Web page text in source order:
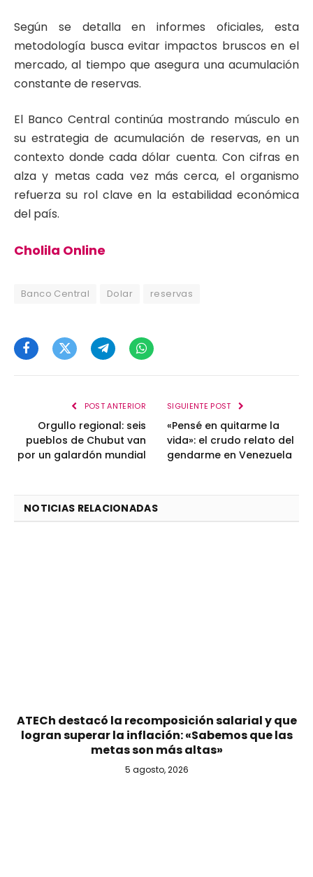
Según se detalla en informes oficiales, esta
metodología busca evitar impactos bruscos en el
mercado, al tiempo que asegura una acumulación
constante de reservas.
El Banco Central continúa mostrando músculo en
su estrategia de acumulación de reservas, en un
contexto donde cada dólar cuenta. Con cifras en
alza y metas cada vez más cerca, el organismo
refuerza su rol clave en la estabilidad económica
del país.
Cholila Online
Banco Central Dolar reservas
FacebookTwitterTelegramWhatsApp
POST ANTERIOR
Orgullo regional: seis
pueblos de Chubut van
por un galardón mundial
SIGUIENTE POST
«Pensé en quitarme la
vida»: el crudo relato del
gendarme en Venezuela
NOTICIAS RELACIONADAS
ATECh destacó la recomposición salarial y que
logran superar la inflación: «Sabemos que las
metas son más altas»
5 agosto, 2026